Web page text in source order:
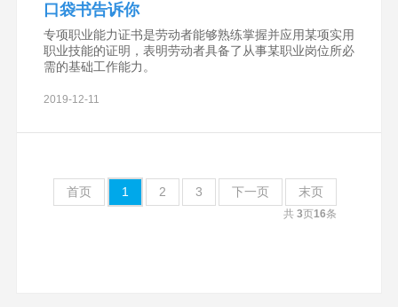
口袋书告诉你
专项职业能力证书是劳动者能够熟练掌握并应用某项实用
职业技能的证明，表明劳动者具备了从事某职业岗位所必
需的基础工作能力。
2019-12-11
首页 1 2 3 下一页 末页
共3页16条